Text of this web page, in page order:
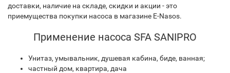
доставки, наличие на складе, скидки и акции - это
приемущества покупки насоса в магазине E-Nasos.
Применение насоса SFA SANIPRO
Унитаз, умывальник, душевая кабина, биде, ванная;
частный дом, квартира, дача